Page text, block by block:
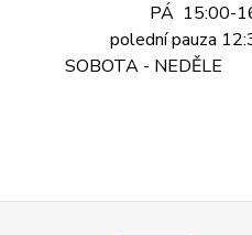
PÁ 15:00-
polední pauza
SOBOTA -